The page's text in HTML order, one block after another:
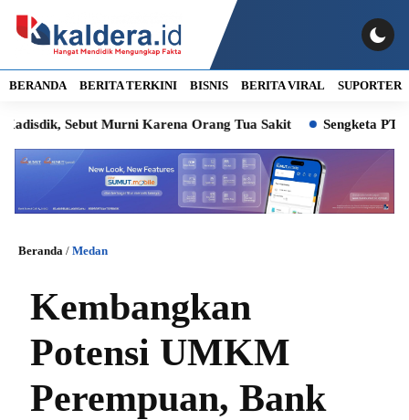
BERANDA BERITA TERKINI BISNIS BERITA VIRAL SUPORTER
Murni Karena Orang Tua Sakit Sengketa PT Indofarm
Beranda / Medan
Kembangkan
Potensi UMKM
Perempuan, Bank